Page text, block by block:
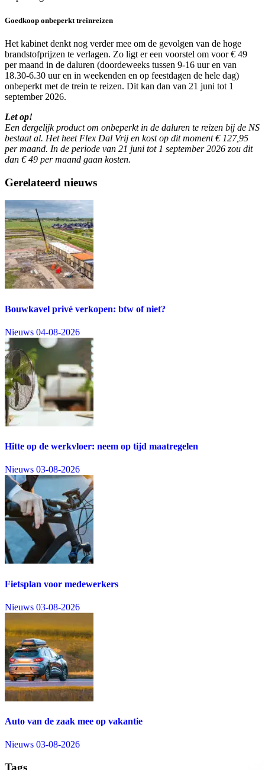
Goedkoop onbeperkt treinreizen
Het kabinet denkt nog verder mee om de gevolgen van de hoge
brandstofprijzen te verlagen. Zo ligt er een voorstel om voor € 49
per maand in de daluren (doordeweeks tussen 9-16 uur en van
18.30-6.30 uur en in weekenden en op feestdagen de hele dag)
onbeperkt met de trein te reizen. Dit kan dan van 21 juni tot 1
september 2026.
Let op!
Een dergelijk product om onbeperkt in de daluren te reizen bij de NS
bestaat al. Het heet Flex Dal Vrij en kost op dit moment € 127,95
per maand. In de periode van 21 juni tot 1 september 2026 zou dit
dan € 49 per maand gaan kosten.
Gerelateerd nieuws
Bouwkavel privé verkopen: btw of niet?
Nieuws 04-08-2026
Hitte op de werkvloer: neem op tijd maatregelen
Nieuws 03-08-2026
Fietsplan voor medewerkers
Nieuws 03-08-2026
Auto van de zaak mee op vakantie
Nieuws 03-08-2026
Tags